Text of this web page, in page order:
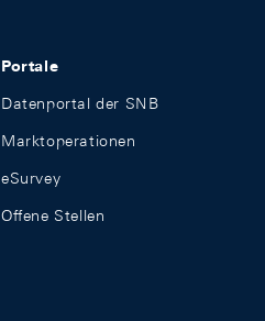
Portale
Datenportal der SNB
Marktoperationen
eSurvey
Offene Stellen